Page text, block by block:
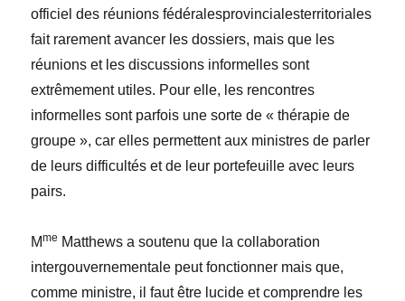
officiel des réunions fédéralesprovincialesterritoriales
fait rarement avancer les dossiers, mais que les
réunions et les discussions informelles sont
extrêmement utiles. Pour elle, les rencontres
informelles sont parfois une sorte de « thérapie de
groupe », car elles permettent aux ministres de parler
de leurs difficultés et de leur portefeuille avec leurs
pairs.
Mme Matthews a soutenu que la collaboration
intergouvernementale peut fonctionner mais que,
comme ministre, il faut être lucide et comprendre les